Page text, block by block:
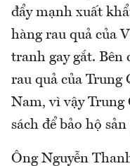
đẩy mạnh xuất
hàng rau quả của
tranh gay gắt. Bên
rau quả của Trung
Nam, vì vậy Trung
sách để bảo hộ
Ông Nguyễn